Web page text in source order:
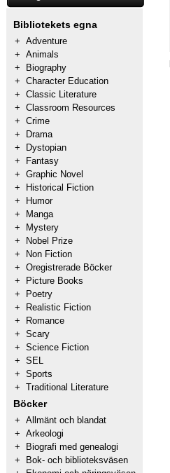
Bibliotekets egna
+ Adventure
+ Animals
+
Biography
+ Character Education
+ Classic Literature
+ Classroom Resources
+ Crime
+
Drama
+
Dystopian
+
Fantasy
+ Graphic Novel
+
Historical Fiction
+
Humor
+
Manga
+
Mystery
+
Nobel Prize
+
Non Fiction
+ Oregistrerade Böcker
+
Picture Books
+
Poetry
+
Realistic Fiction
+
Romance
+ Scary
+ Science Fiction
+ SEL
+ Sports
+ Traditional Literature
Böcker
+ Allmänt och blandat
+ Arkeologi
+
Biografi med genealogi
+
Bok- och biblioteksväsen